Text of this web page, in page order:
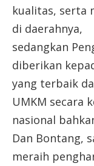
kualitas, serta
di daerahnya,
sedangkan
diberikan
yang terbaik
UMKM secara
nasional
Dan Bontang,
meraih